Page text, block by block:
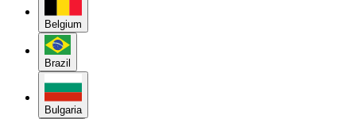
Belgium
Brazil
Bulgaria